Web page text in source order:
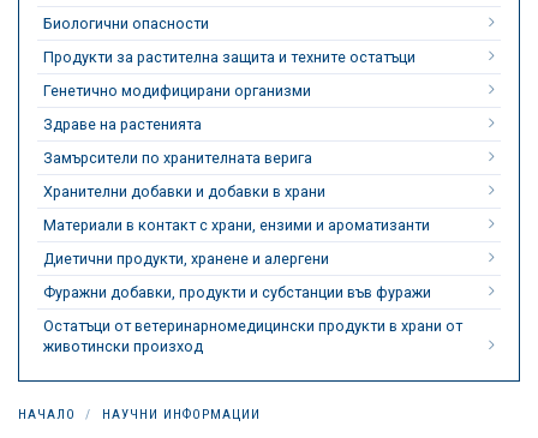
Биологични опасности
Продукти за растителна защита и техните остатъци
Генетично модифицирани организми
Здраве на растенията
Замърсители по хранителната верига
Хранителни добавки и добавки в храни
Материали в контакт с храни, ензими и ароматизанти
Диетични продукти, хранене и алергени
Фуражни добавки, продукти и субстанции във фуражи
Остатъци от ветеринарномедицински продукти в храни от
животински произход
НАЧАЛО НАУЧНИ ИНФОРМАЦИИ